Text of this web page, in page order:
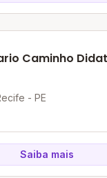
Caminho
- PE
Saiba mais